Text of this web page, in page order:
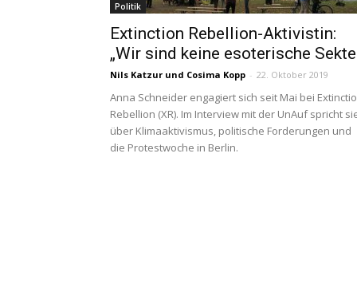
Politik
Extinction Rebellion-Aktivistin:
„Wir sind keine esoterische
Nils Katzur und Cosima Kopp - 22. Oktober 2019
Anna Schneider engagiert sich seit Mai bei
Rebellion (XR). Im Interview mit der UnAuf spricht
über Klimaaktivismus, politische Forderungen und
die Protestwoche in Berlin.